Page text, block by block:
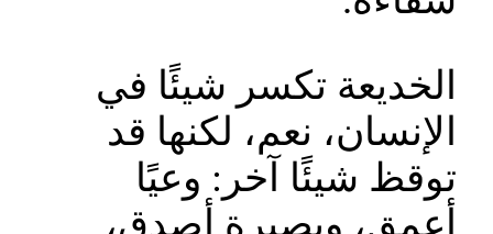
الخديعة تكسر شيئًا في
الإنسان، نعم، لكنها قد
توقظ شيئًا آخر: وعيًا
أعمق، وبصيرة أصدق،